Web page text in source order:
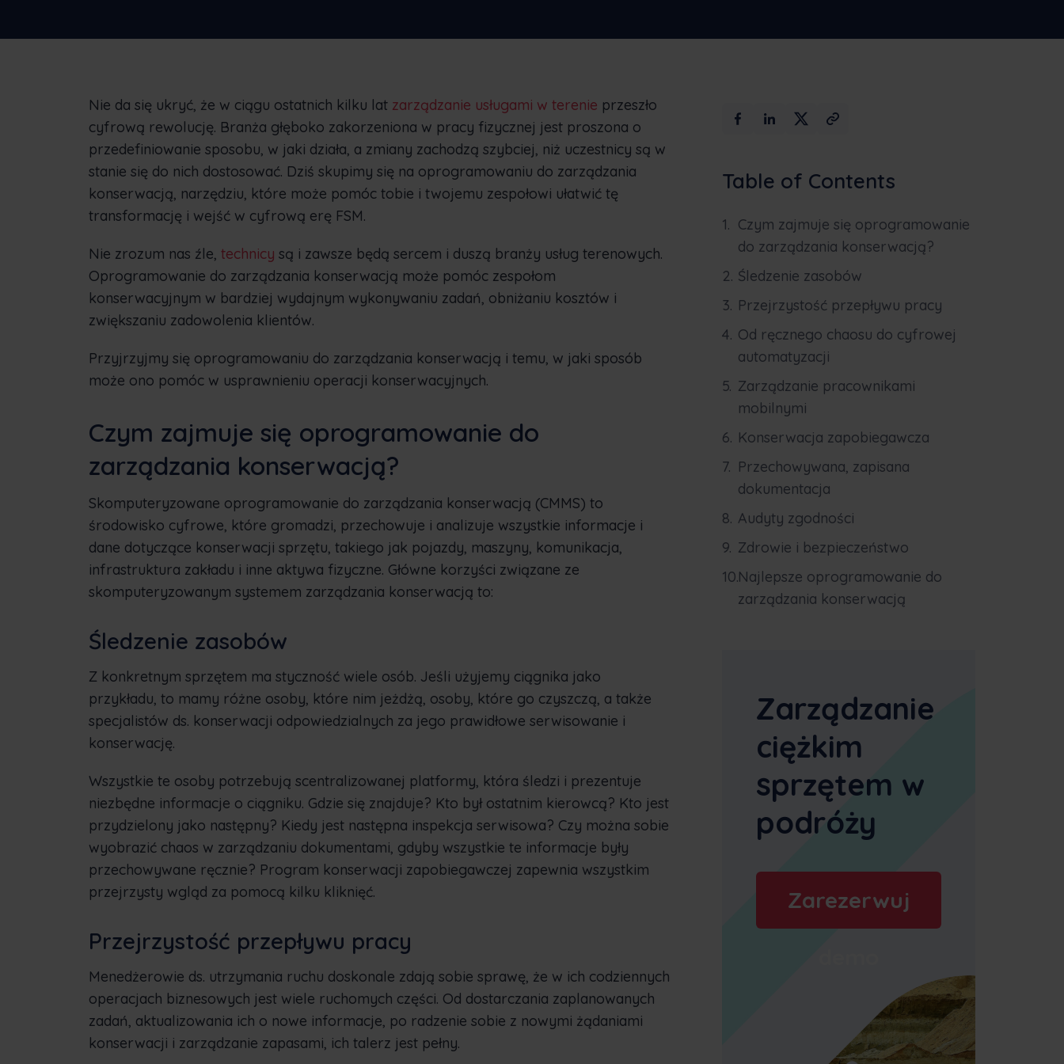
Nie da się ukryć, że w ciągu ostatnich kilku lat zarządzanie usługami w terenie przeszło
cyfrową rewolucję. Branża głęboko zakorzeniona w pracy fizycznej jest proszona o
przedefiniowanie sposobu, w jaki działa, a zmiany zachodzą szybciej, niż uczestnicy są w
stanie się do nich dostosować. Dziś skupimy się na oprogramowaniu do zarządzania
konserwacją, narzędziu, które może pomóc tobie i twojemu zespołowi ułatwić tę
transformację i wejść w cyfrową erę FSM.
Nie zrozum nas źle, technicy są i zawsze będą sercem i duszą branży usług terenowych.
Oprogramowanie do zarządzania konserwacją może pomóc zespołom
konserwacyjnym w bardziej wydajnym wykonywaniu zadań, obniżaniu kosztów i
zwiększaniu zadowolenia klientów.
Przyjrzyjmy się oprogramowaniu do zarządzania konserwacją i temu, w jaki sposób
może ono pomóc w usprawnieniu operacji konserwacyjnych.
Czym zajmuje się oprogramowanie do
zarządzania konserwacją?
Skomputeryzowane oprogramowanie do zarządzania konserwacją (CMMS) to
środowisko cyfrowe, które gromadzi, przechowuje i analizuje wszystkie informacje i
dane dotyczące konserwacji sprzętu, takiego jak pojazdy, maszyny, komunikacja,
infrastruktura zakładu i inne aktywa fizyczne. Główne korzyści związane ze
skomputeryzowanym systemem zarządzania konserwacją to:
Śledzenie zasobów
Z konkretnym sprzętem ma styczność wiele osób. Jeśli użyjemy ciągnika jako
przykładu, to mamy różne osoby, które nim jeżdżą, osoby, które go czyszczą, a także
specjalistów ds. konserwacji odpowiedzialnych za jego prawidłowe serwisowanie i
konserwację.
Wszystkie te osoby potrzebują scentralizowanej platformy, która śledzi i prezentuje
niezbędne informacje o ciągniku. Gdzie się znajduje? Kto był ostatnim kierowcą? Kto jest
przydzielony jako następny? Kiedy jest następna inspekcja serwisowa? Czy można sobie
wyobrazić chaos w zarządzaniu dokumentami, gdyby wszystkie te informacje były
przechowywane ręcznie? Program konserwacji zapobiegawczej zapewnia wszystkim
przejrzysty wgląd za pomocą kilku kliknięć.
Przejrzystość przepływu pracy
Menedżerowie ds. utrzymania ruchu doskonale zdają sobie sprawę, że w ich codziennych
operacjach biznesowych jest wiele ruchomych części. Od dostarczania zaplanowanych
zadań, aktualizowania ich o nowe informacje, po radzenie sobie z nowymi żądaniami
konserwacji i zarządzanie zapasami, ich talerz jest pełny.
Table of Contents
Czym zajmuje się oprogramowanie
do zarządzania konserwacją?
Śledzenie zasobów
Przejrzystość przepływu pracy
Od ręcznego chaosu do cyfrowej
automatyzacji
Zarządzanie pracownikami
mobilnymi
Konserwacja zapobiegawcza
Przechowywana, zapisana
dokumentacja
Audyty zgodności
Zdrowie i bezpieczeństwo
Najlepsze oprogramowanie do
zarządzania konserwacją
Zarządzanie
ciężkim
sprzętem w
podróży
Zarezerwuj